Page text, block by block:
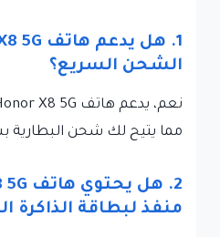
الشحن السريع؟
مما يتيح لك شحن البطارية
منفذ لبطاقة الذاكرة